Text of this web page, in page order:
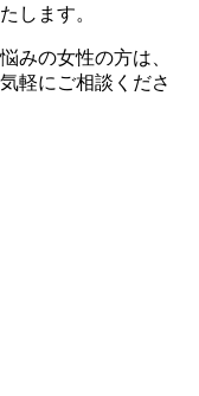
します。
みの女性の方は、
軽にご相談くださ